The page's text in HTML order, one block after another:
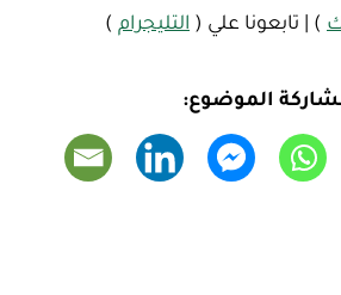
) | تابعونا علي ( التليجرام )
الموضوع: